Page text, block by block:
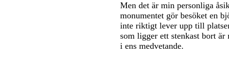
Men det är min personliga
monumentet gör besöket en
inte riktigt lever upp till
som ligger ett stenkast bort
i ens medvetande.